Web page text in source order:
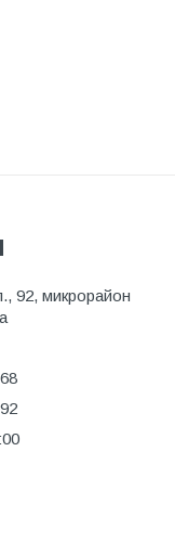
92, микрорайон